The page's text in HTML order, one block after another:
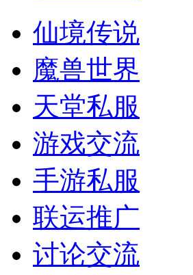
仙境传说
魔兽世界
天堂私服
游戏交流
手游私服
联运推广
讨论交流